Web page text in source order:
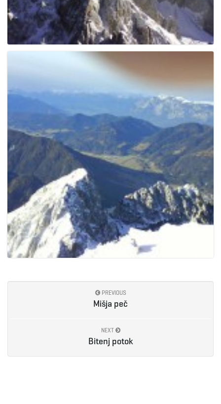
PREVIOUS
Mišja peč
NEXT
Bitenj potok